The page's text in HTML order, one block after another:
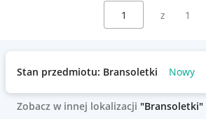
Wybierz stronę:
z 1
Stan przedmiotu: Bransoletki Nowy
Zobacz w innej lokalizacji "Bransoletki"